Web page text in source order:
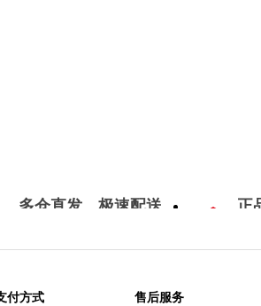
多仓直发，极速配送 正
付方式 售后服务